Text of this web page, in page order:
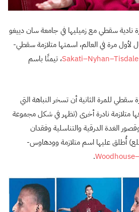
نادية سقطي مع زميليها في جامعة سان دييغو
لأول مرة في العالم، اسمتها متلازمة سقطي-
، تيمنًا باسم
سقطي للمرة الثانية أن تسخر النباهة التي
متلازمة نادرة أخرى (تظهر في شكل مجموعة
الغدة الدرقية والتناسلية وفقدان
أُطلق عليها اسم متلازمة وودهاوس-
.